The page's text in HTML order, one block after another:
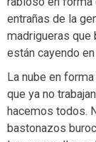
entrañas de la
madrigueras que
están cayendo
La nube en
que ya no
hacemos todos.
bastonazos